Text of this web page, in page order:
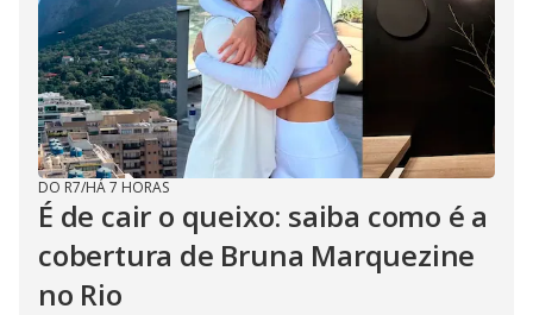
DO R7/HÁ 7 HORAS
É de cair o queixo: saiba como é a
cobertura de Bruna Marquezine
no Rio